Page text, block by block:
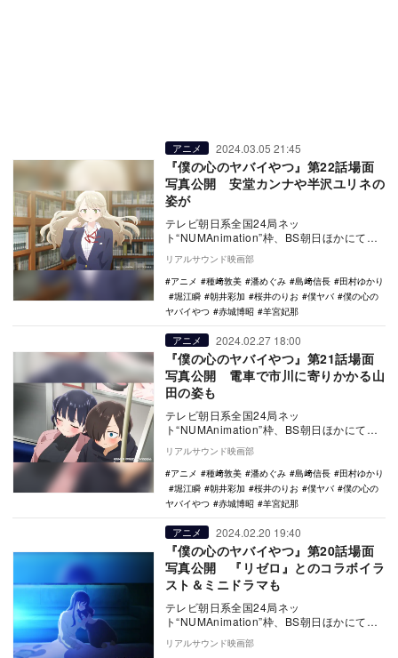
アニメ 2024.03.05 21:45
『僕の心のヤバイやつ』第22話場面
写真公開 安堂カンナや半沢ユリネの
姿が
テレビ朝日系全国24局ネッ
ト“NUMAnimation”枠、BS朝日ほかにて放
送中のTVアニメ『僕の心のヤバイやつ』第
22話（第…
リアルサウンド映画部
アニメ
種﨑敦美 潘めぐみ 島﨑信長
田村ゆかり
堀江瞬
朝井彩加 桜井のりお 僕ヤバ
僕の心の
ヤバイやつ
赤城博昭 羊宮妃那
アニメ 2024.02.27 18:00
『僕の心のヤバイやつ』第21話場面
写真公開 電車で市川に寄りかかる山
田の姿も
テレビ朝日系全国24局ネッ
ト“NUMAnimation”枠、BS朝日ほかにて放
送中のTVアニメ『僕の心のヤバイやつ』第
21話（第…
リアルサウンド映画部
アニメ
種﨑敦美 潘めぐみ 島﨑信長
田村ゆかり
堀江瞬
朝井彩加 桜井のりお 僕ヤバ
僕の心の
ヤバイやつ
赤城博昭 羊宮妃那
アニメ 2024.02.20 19:40
『僕の心のヤバイやつ』第20話場面
写真公開 『リゼロ』とのコラボイラ
スト＆ミニドラマも
テレビ朝日系全国24局ネッ
ト“NUMAnimation”枠、BS朝日ほかにて放
送中のTVアニメ『僕の心のヤバイやつ』第
20話（第…
リアルサウンド映画部